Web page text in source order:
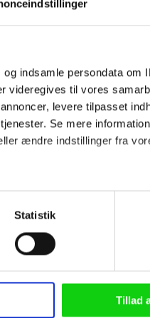
indsamle persondata om
videregives til vores
levere tilpasset
Se mere
ændre indstillinger fra
inden for få meter
IP-adresse, ID og din
der opbevarer og
Statistik
Tillad